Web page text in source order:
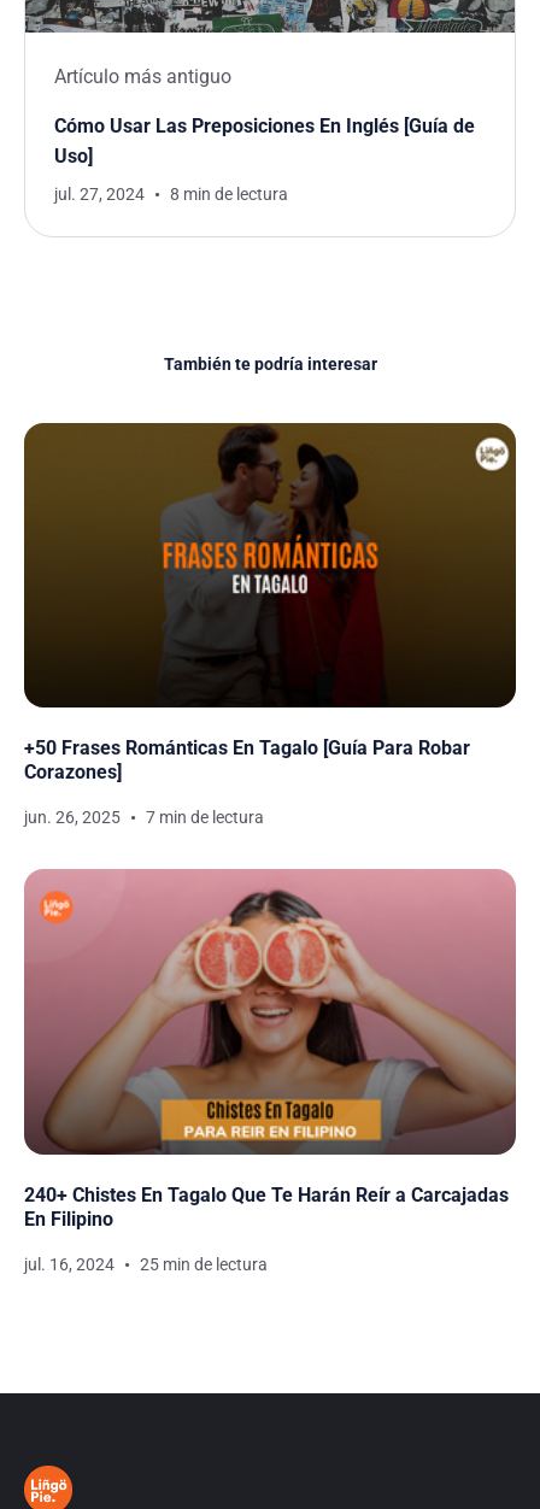
Artículo más antiguo
Cómo Usar Las Preposiciones En Inglés [Guía de
Uso]
jul. 27, 2024 8 min de lectura
También te podría interesar
+50 Frases Románticas En Tagalo [Guía Para Robar
Corazones]
jun. 26, 2025 7 min de lectura
240+ Chistes En Tagalo Que Te Harán Reír a Carcajadas
En Filipino
jul. 16, 2024 25 min de lectura